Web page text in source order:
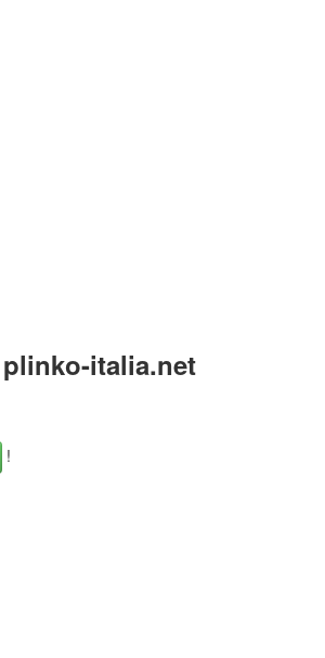
italia.net
!